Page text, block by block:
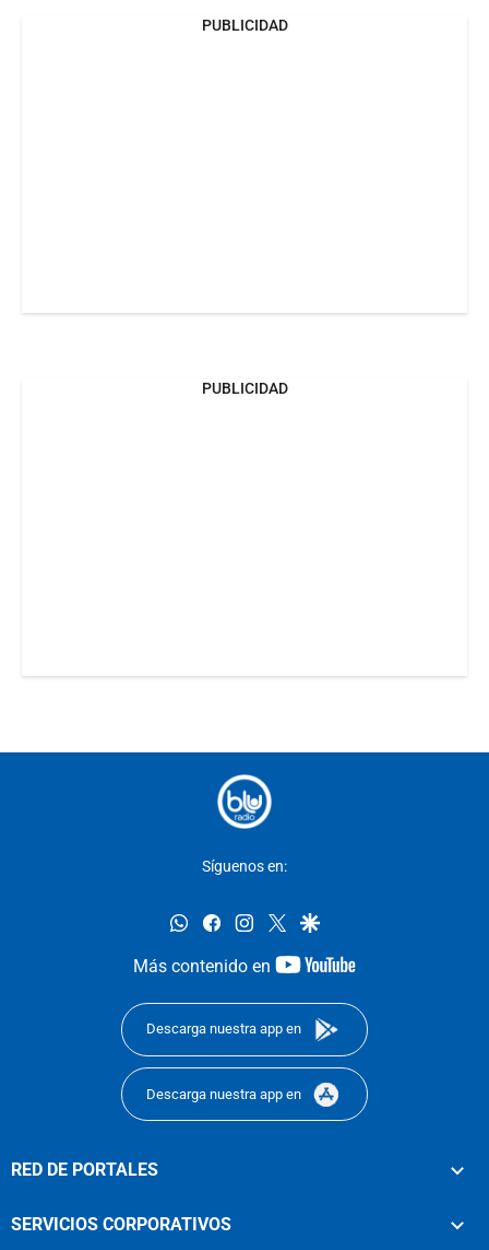
PUBLICIDAD
PUBLICIDAD
Síguenos en:
whatsappfacebookinstagram
twittergoogle
Más contenido en
youtube-
Descarga nuestra app en
Descarga nuestra app en
RED DE PORTALES
SERVICIOS CORPORATIVOS